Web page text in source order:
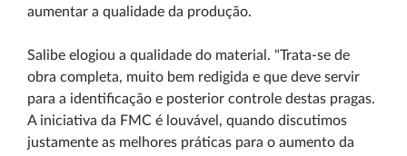
aumentar a qualidade da produção.
Salibe elogiou a qualidade do material. "Trata-se de
obra completa, muito bem redigida e que deve servir
para a identificação e posterior controle destas pragas.
A iniciativa da FMC é louvável, quando discutimos
justamente as melhores práticas para o aumento da